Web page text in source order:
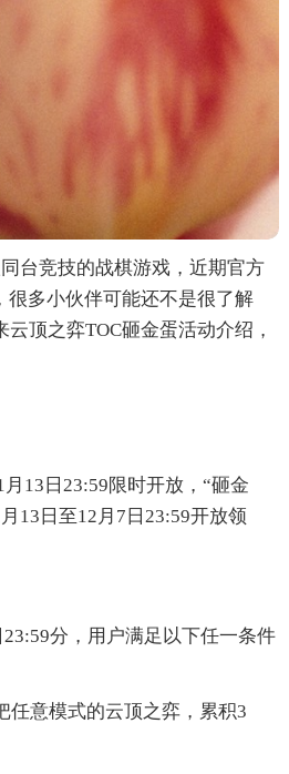
台竞技的战棋游戏，近期官方
很多小伙伴可能还不是很了解
顶之弈TOC砸金蛋活动介绍，
13日23:59限时开放，“砸金
13日至12月7日23:59开放领
分，用户满足以下任一条件
任意模式的云顶之弈，累积3